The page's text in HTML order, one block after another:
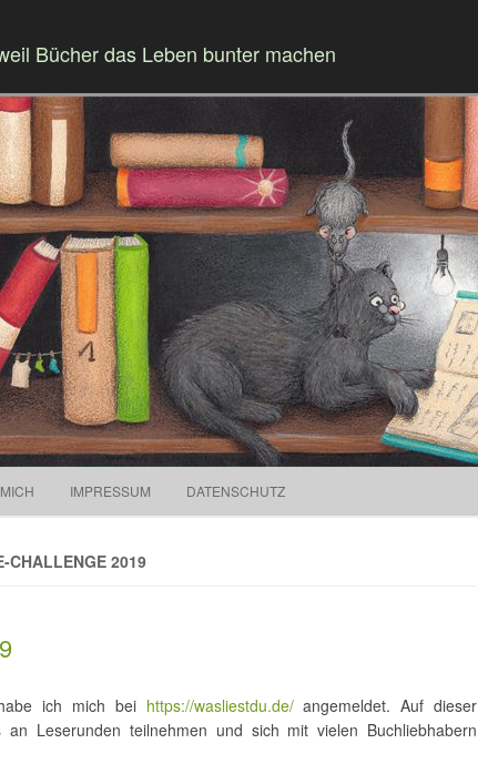
Bücher das Leben bunter machen
IMPRESSUM DATENSCHUTZ
CHALLENGE 2019
ich mich bei https://wasliestdu.de/angemeldet. Auf dieser
Leserunden teilnehmen und sich mit vielen Buchliebhabern